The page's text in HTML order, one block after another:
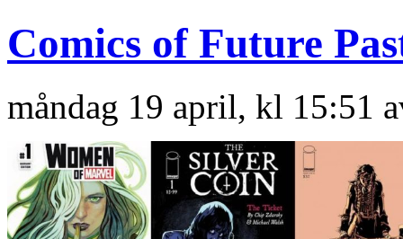
Comics of Future
måndag 19 april, kl 15:51